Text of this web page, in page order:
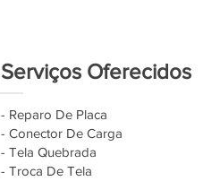
Serviços Oferecidos
- Reparo De Placa
- Conector De Carga
- Tela Quebrada
- Troca De Tela